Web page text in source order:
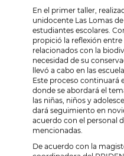
En el primer taller,
unidocente Las Lomas
estudiantes escolares.
propició la reflexión
relacionados con la
necesidad de su
llevó a cabo en las
Este proceso continuará
donde se abordará el
las niñas, niños y
dará seguimiento en
acuerdo con el personal
mencionadas.
De acuerdo con la